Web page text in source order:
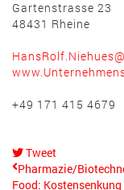
Gartenstrasse 23
48431 Rheine
+49 171 415 4679
Tweet
pinterest
Pharmazie/
Food: